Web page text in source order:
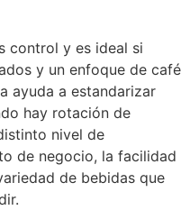
control y es ideal si
y un enfoque de café
ayuda a estandarizar
hay rotación de
nivel de
de negocio, la facilidad
de bebidas que